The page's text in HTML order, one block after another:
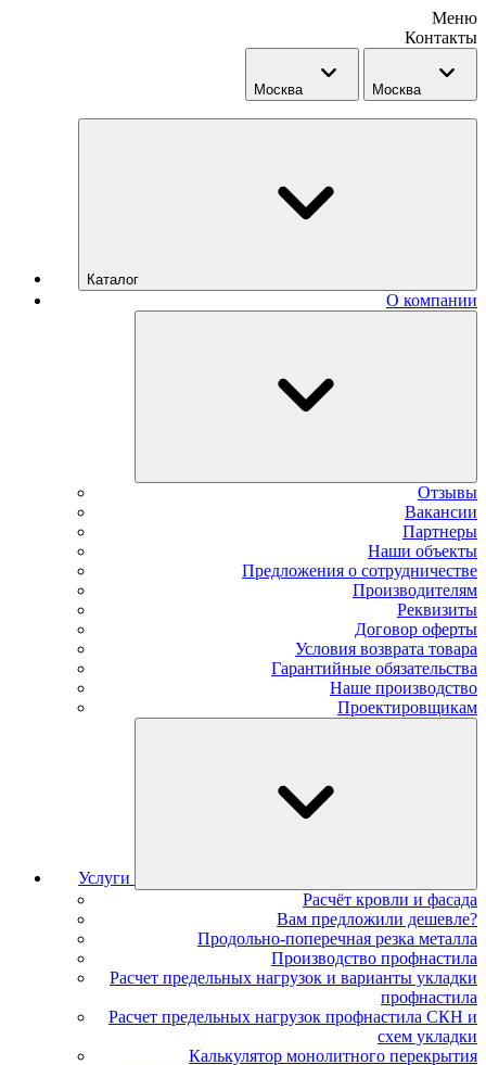
Меню
Контакты
Москва Москва
Каталог
О компании
Отзывы
Вакансии
Партнеры
Наши объекты
Предложения о сотрудничестве
Производителям
Реквизиты
Договор оферты
Условия возврата товара
Гарантийные обязательства
Наше производство
Проектировщикам
Услуги
Расчёт кровли и фасада
Вам предложили дешевле?
Продольно-поперечная резка металла
Производство профнастила
Расчет предельных нагрузок и варианты укладки
профнастила
Расчет предельных нагрузок профнастила СКН и
схем укладки
Калькулятор монолитного перекрытия